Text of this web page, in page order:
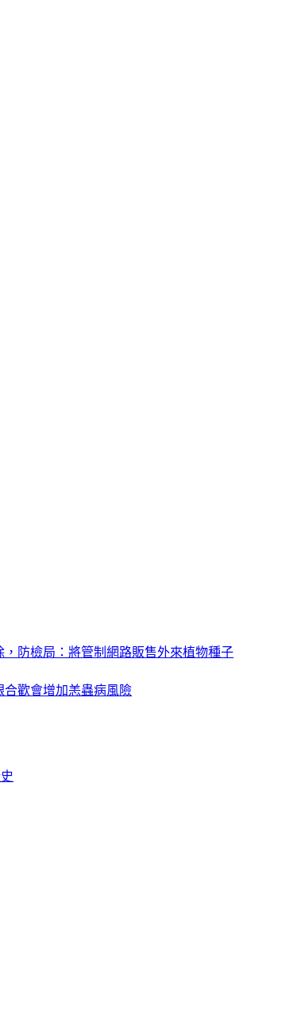
防檢局：將管制網路販售外來植物種子
歡會增加恙蟲病風險